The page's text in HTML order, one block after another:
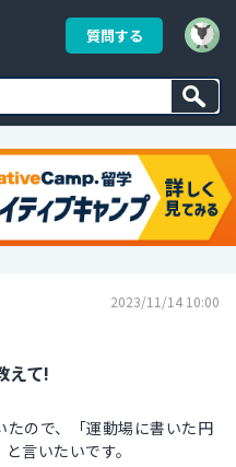
質問する
2023/11/14 10:00
えて!
ので、「運動場に書いた円
言いたいです。